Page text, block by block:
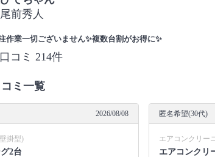
前秀人
作業一切ございません✨複数台割がお得に✨
口コミ 214件
ミ一覧
2026/08/08
掛型)
2台
匿名希望(30代)
エアコンクリー
エアコンクリ